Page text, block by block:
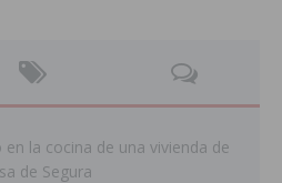
la cocina de una vivienda de
de Segura